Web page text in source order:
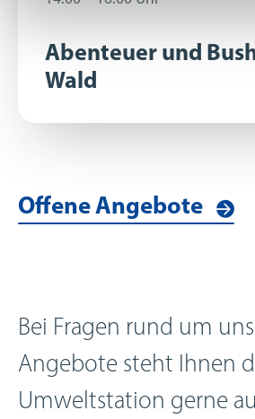
Abenteuer und
Wald
Offene Angebote
Bei Fragen rund um
Angebote steht Ihnen
Umweltstation gerne